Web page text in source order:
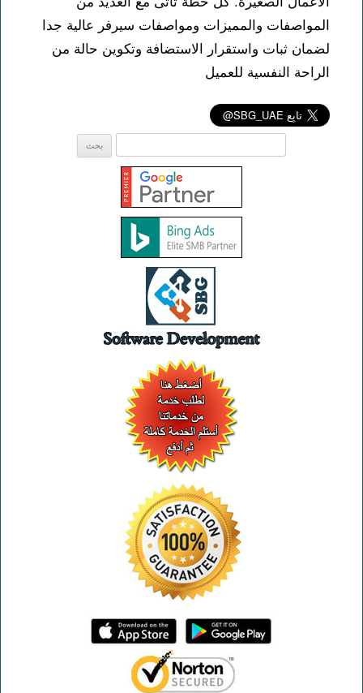
المواصفات والمميزات ومواصفات سيرفر عالية جدا
لضمان ثبات واستقرار الاستضافة وتكوين حالة من
الراحة النفسية للعميل